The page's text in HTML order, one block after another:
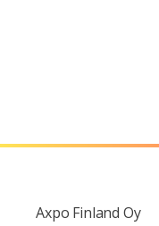
Axpo Finland Oy